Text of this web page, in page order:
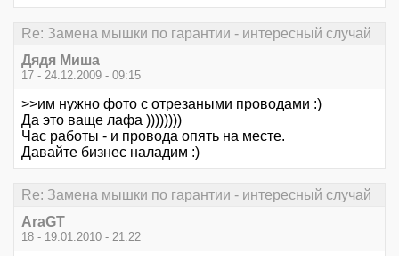
Re: Замена мышки по гарантии - интересный случай
Дядя Миша
17 - 24.12.2009 - 09:15
>>им нужно фото с отрезаными проводами :)
Да это ваще лафа ))))))))
Час работы - и провода опять на месте.
Давайте бизнес наладим :)
Re: Замена мышки по гарантии - интересный случай
AraGT
18 - 19.01.2010 - 21:22